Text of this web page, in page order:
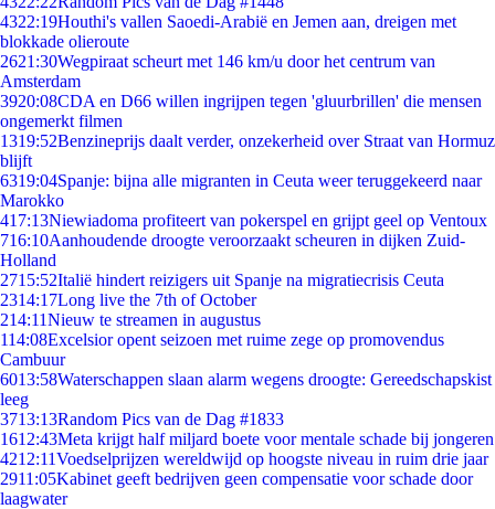
4322:19Houthi's vallen Saoedi-Arabië en Jemen aan, dreigen met
blokkade olieroute
2621:30Wegpiraat scheurt met 146 km/u door het centrum van
Amsterdam
3920:08CDA en D66 willen ingrijpen tegen 'gluurbrillen' die mensen
ongemerkt filmen
1319:52Benzineprijs daalt verder, onzekerheid over Straat van Hormuz
blijft
6319:04Spanje: bijna alle migranten in Ceuta weer teruggekeerd naar
Marokko
417:13Niewiadoma profiteert van pokerspel en grijpt geel op Ventoux
716:10Aanhoudende droogte veroorzaakt scheuren in dijken Zuid-
Holland
2715:52Italië hindert reizigers uit Spanje na migratiecrisis Ceuta
2314:17Long live the 7th of October
214:11Nieuw te streamen in augustus
114:08Excelsior opent seizoen met ruime zege op promovendus
Cambuur
6013:58Waterschappen slaan alarm wegens droogte: Gereedschapskist
leeg
3713:13Random Pics van de Dag #1833
1612:43Meta krijgt half miljard boete voor mentale schade bij jongeren
4212:11Voedselprijzen wereldwijd op hoogste niveau in ruim drie jaar
2911:05Kabinet geeft bedrijven geen compensatie voor schade door
laagwater